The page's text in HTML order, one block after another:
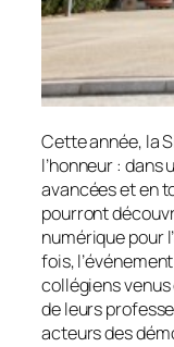
Cette année, la
l’honneur :
avancées et en
pourront
numérique pour
fois,
collégiens
de leurs
acteurs des